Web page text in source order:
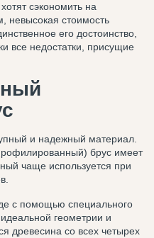
сэкономить на
невысокая стоимость
его достоинство,
все недостатки, присущие
и надежный материал.
брус имеет
чаще используется при
с помощью специального
геометрии и
древесина со всех четырех